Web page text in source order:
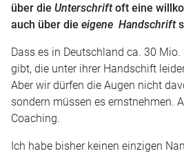
über die Unterschriftoft eine
auch über die eigene Handschrift
Dass es in Deutschland ca. 30
gibt, die unter ihrer Handschift
Aber wir dürfen die Augen nicht
sondern müssen es ernstnehmen.
Coaching.
Ich habe bisher keinen einzigen